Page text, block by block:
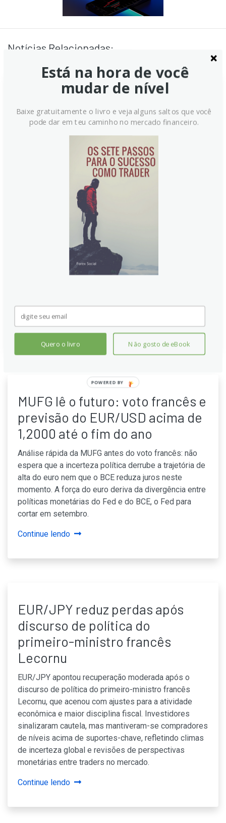
Notícias Relacionadas:
Euro: Riscos Políticos, Mas Viés
de Baixa – Análise ING
Apesar dos desenvolvimentos políticos na França,
incluindo a candidatura de Marine Le Pen em 2027, o
ING não vê impacto imediato no Euro. A análise
do EUR/SEK.
Continue lendo
MUFG lê o futuro: voto francês e
previsão do EUR/USD acima de
1,2000 até o fim do ano
Análise rápida da MUFG antes do voto francês: não
espera que a incerteza política derrube a trajetória de
alta do euro nem que o BCE reduza juros neste
momento. A força do euro deriva da divergência entre
políticas monetárias do Fed e do BCE, o Fed para
cortar em setembro.
Continue lendo
EUR/JPY reduz perdas após
discurso de política do
primeiro-ministro francês
Lecornu
EUR/JPY apontou recuperação moderada após o
discurso de política do primeiro-ministro francês
Lecornu, que acenou com ajustes para a atividade
econômica e maior disciplina fiscal. Investidores
sinalizaram cautela, mas mantiveram-se compradores
de níveis acima de suportes-chave, refletindo climas
de incerteza global e revisões de perspectivas
monetárias entre traders no mercado.
Continue lendo
Está na hora de você
mudar de nível
Baixe gratuitamente o livro e veja alguns saltos que você
pode dar em teu caminho no mercado financeiro.
Quero o livro Não gosto de eBook
POWERED BY